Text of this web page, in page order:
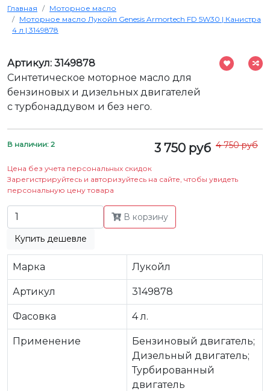
Главная
Моторное масло
Моторное масло Лукойл Genesis Armortech FD 5W30 | Канистра
4 л | 3149878
Артикул: 3149878
Синтетическое моторное масло для
бензиновых и дизельных двигателей
с турбонаддувом и без него.
В наличии: 2 3 750 руб 4 750 руб
Цена без учета персональных скидок
Зарегистрируйтесь и авторизуйтесь на сайте, чтобы увидеть
персональную цену товара
В корзину
Купить дешевле
Марка Лукойл
Артикул 3149878
Фасовка 4 л.
Применение
Бензиновый двигатель;
Дизельный двигатель;
Турбированный
двигатель